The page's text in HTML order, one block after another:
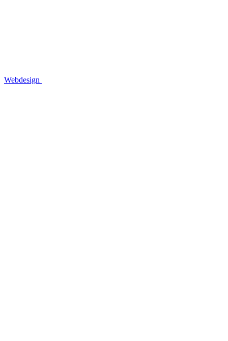
Webdesign